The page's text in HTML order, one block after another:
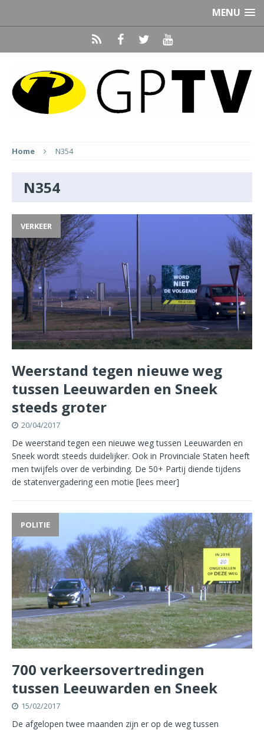
MENU
Home N354
N354
VERKEER
Weerstand tegen nieuwe weg
tussen Leeuwarden en Sneek
steeds groter
20/04/2017
De weerstand tegen een nieuwe weg tussen Leeuwarden en
Sneek wordt steeds duidelijker. Ook in Provinciale Staten heeft
men twijfels over de verbinding. De 50+ Partij diende tijdens
de statenvergadering een motie [lees meer]
POLITIE
700 verkeersovertredingen
tussen Leeuwarden en Sneek
15/02/2017
De afgelopen twee maanden zijn er op de weg tussen